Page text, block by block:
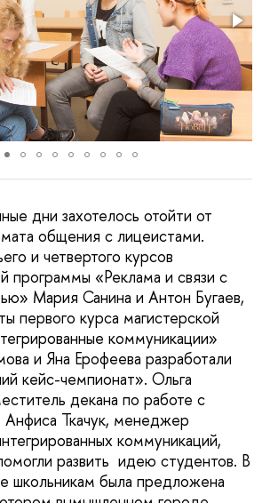
дни захотелось отойти от
общения с лицеистами.
и четвертого курсов
программы «Реклама и связи с
Мария Санина и Антон Бугаев,
первого курса магистерской
коммуникации»
и Яна Ерофеева разработали
кейс-чемпионат». Ольга
декана по работе с
Анфиса Ткачук, менеджер
коммуникаций,
развить идею студентов. В
школьникам была предложена